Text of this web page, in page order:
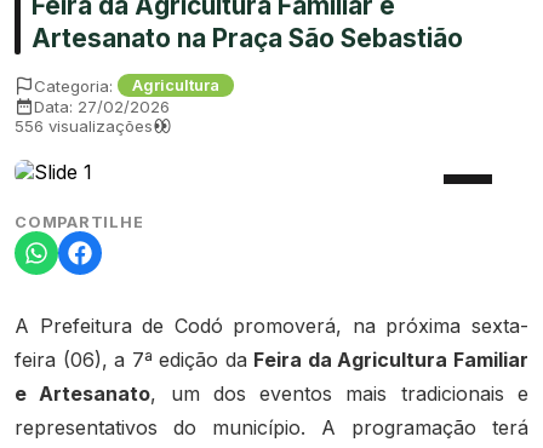
Artesanato na Praça São Sebastião
Categoria: Agricultura
Data: 27/02/2026
556 visualizações
COMPARTILHE
A Prefeitura de Codó promoverá, na próxima sexta-
feira (06), a 7ª edição da Feira da Agricultura Familiar
e Artesanato, um dos eventos mais tradicionais e
representativos do município. A programação terá